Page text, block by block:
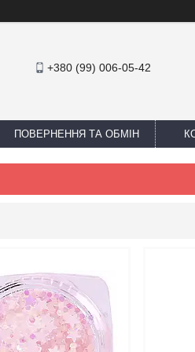
+380 (99) 006-05-42
ПОВЕРНЕННЯ ТА ОБМІН